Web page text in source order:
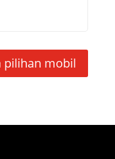
pilihan mobil